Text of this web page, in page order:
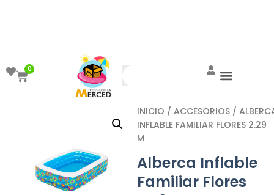
0
INICIO / ACCESORIOS /
INFLABLE FAMILIAR FLORES 2.29
M
Alberca Inflable
Familiar Flores